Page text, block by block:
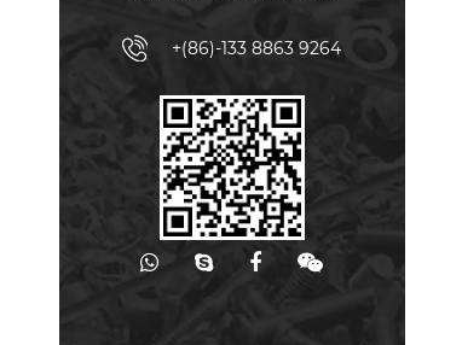
+(86)-133 8863 9264